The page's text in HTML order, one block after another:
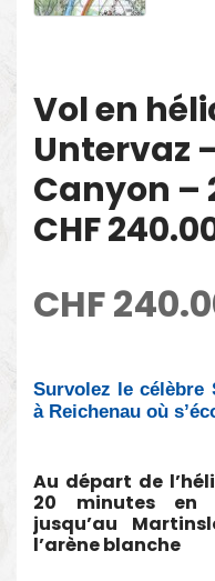
Vol en
Untervaz
Canyon –
CHF
CHF
Survolez le célèbre
à Reichenau où
Au départ de
20 minutes en
jusqu’au
l’arène blanche